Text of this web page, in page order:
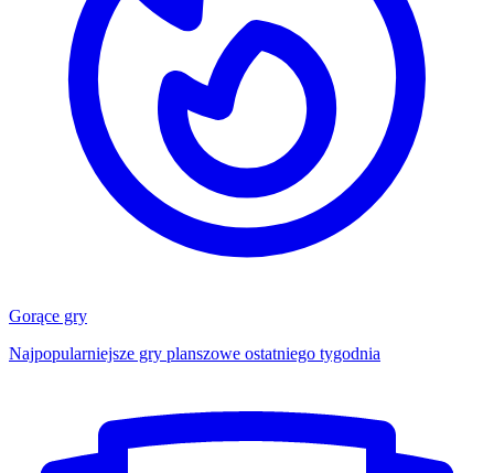
Gorące gry
Najpopularniejsze gry planszowe ostatniego tygodnia